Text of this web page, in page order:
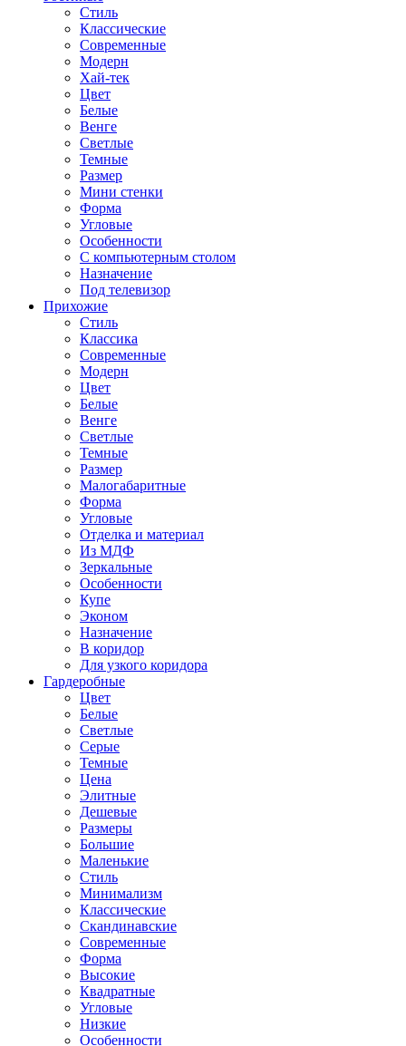
Стиль
Классические
Современные
Модерн
Хай-тек
Цвет
Белые
Венге
Светлые
Темные
Размер
Мини стенки
Форма
Угловые
Особенности
С компьютерным столом
Назначение
Под телевизор
Прихожие
Стиль
Классика
Современные
Модерн
Цвет
Белые
Венге
Светлые
Темные
Размер
Малогабаритные
Форма
Угловые
Отделка и материал
Из МДФ
Зеркальные
Особенности
Купе
Эконом
Назначение
В коридор
Для узкого коридора
Гардеробные
Цвет
Белые
Светлые
Серые
Темные
Цена
Элитные
Дешевые
Размеры
Большие
Маленькие
Стиль
Минимализм
Классические
Скандинавские
Современные
Форма
Высокие
Квадратные
Угловые
Низкие
Особенности